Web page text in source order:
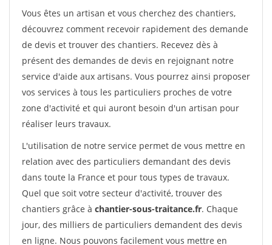
Vous êtes un artisan et vous cherchez des chantiers,
découvrez comment recevoir rapidement des demande
de devis et trouver des chantiers. Recevez dès à
présent des demandes de devis en rejoignant notre
service d'aide aux artisans. Vous pourrez ainsi proposer
vos services à tous les particuliers proches de votre
zone d'activité et qui auront besoin d'un artisan pour
réaliser leurs travaux.
L'utilisation de notre service permet de vous mettre en
relation avec des particuliers demandant des devis
dans toute la France et pour tous types de travaux.
Quel que soit votre secteur d'activité, trouver des
chantiers grâce à chantier-sous-traitance.fr. Chaque
jour, des milliers de particuliers demandent des devis
en ligne. Nous pouvons facilement vous mettre en